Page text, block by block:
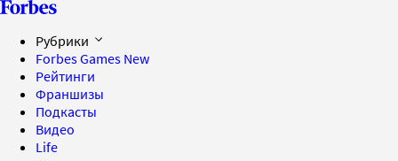
Рубрики
Forbes Games New
Рейтинги
Франшизы
Подкасты
Видео
Life